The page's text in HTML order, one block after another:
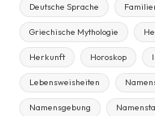
Deutsche Sprache
Griechische Mythologie
Herkunft Horoskop
Lebensweisheiten
Namensgebung